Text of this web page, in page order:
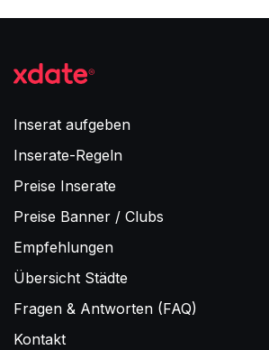
e
Inserat aufgeben
Inserate-Regeln
Preise Inserate
Preise Banner / Clubs
Empfehlungen
Übersicht Städte
Fragen & Antworten (FAQ)
Kontakt